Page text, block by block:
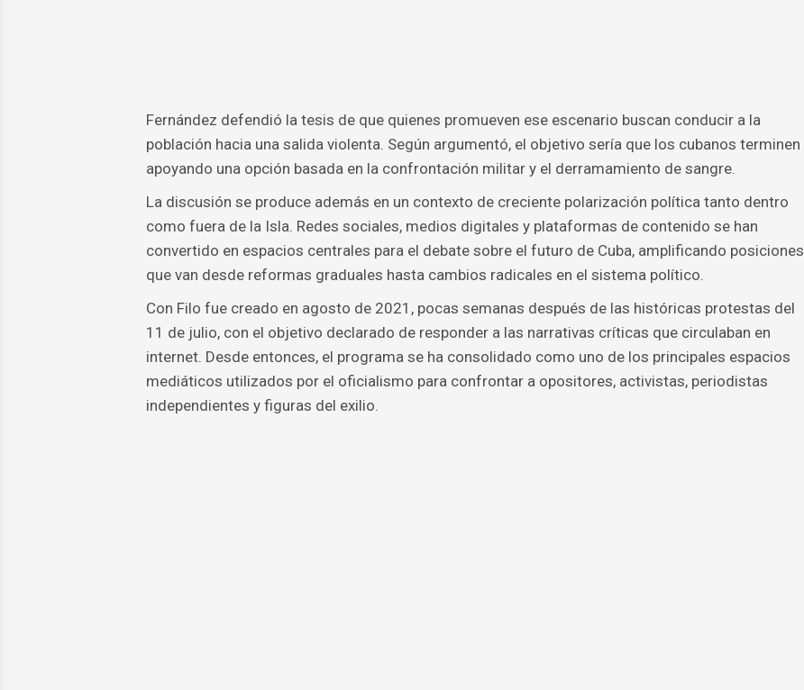
Fernández defendió la tesis de que quienes promueven ese escenario buscan conducir a la
población hacia una salida violenta. Según argumentó, el objetivo sería que los cubanos terminen
apoyando una opción basada en la confrontación militar y el derramamiento de sangre.
La discusión se produce además en un contexto de creciente polarización política tanto dentro
como fuera de la Isla. Redes sociales, medios digitales y plataformas de contenido se han
convertido en espacios centrales para el debate sobre el futuro de Cuba, amplificando posiciones
que van desde reformas graduales hasta cambios radicales en el sistema político.
Con Filo fue creado en agosto de 2021, pocas semanas después de las históricas protestas del
11 de julio, con el objetivo declarado de responder a las narrativas críticas que circulaban en
internet. Desde entonces, el programa se ha consolidado como uno de los principales espacios
mediáticos utilizados por el oficialismo para confrontar a opositores, activistas, periodistas
independientes y figuras del exilio.